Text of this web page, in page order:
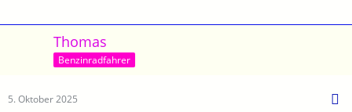
Thomas
Benzinradfahrer
5. Oktober 2025